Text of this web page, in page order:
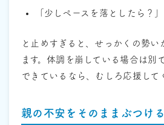
「少しペースを落としたら？」
と止めすぎると、せっかくの勢い
ます。体調を崩している場合は別
できているなら、むしろ応援して
親の不安をそのままぶつける